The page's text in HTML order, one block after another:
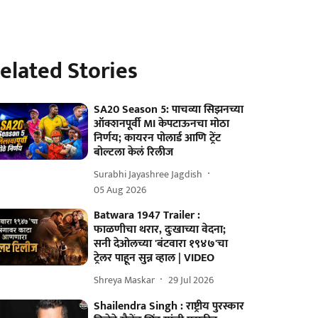
Stories
SA20 Season 5: पाचव्या सिझनच्या
ऑक्शनपूर्वी MI केपटाऊनचा मोठा
निर्णय; कायरन पोलार्ड आणि ट्रेंट
बोल्टला केलं रिलीज
Surabhi Jayashree Jagdish
05 Aug 2026
Batwara 1947 Trailer :
फाळणीचा थरार, दुःखाच्या वेदना;
सनी देओलच्या 'बंटवारा १९४७'चा
ट्रेलर पाहून सुन्न व्हाल | VIDEO
Shreya Maskar 29 Jul 2026
Shailendra Singh : राष्ट्रीय पुरस्कार